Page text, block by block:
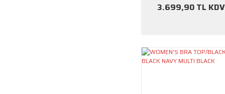
3.699,90 TL